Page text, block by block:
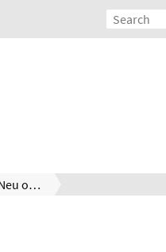
Personal - Neu oder Änderung